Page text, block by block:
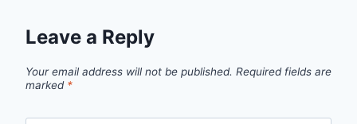
Leave a Reply
Your email address will not be published. Required fields are
marked *